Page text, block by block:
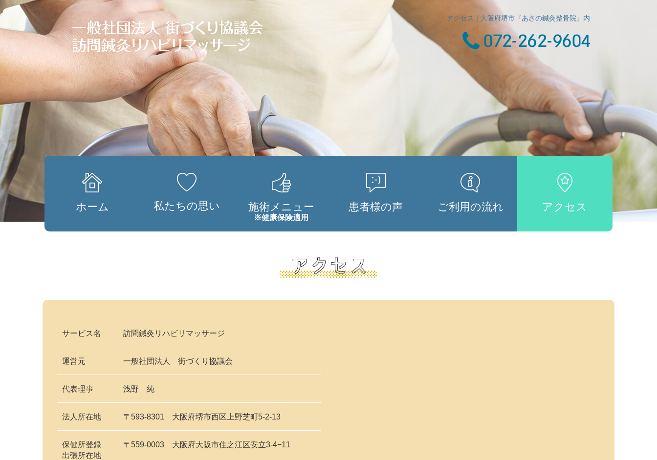
アクセス｜大阪府堺市『あさの鍼灸整骨院』内
ホーム 私たちの思い 施術メニュー
※健康保険適用
患者様の声 ご利用の流れ アクセス
サービス名 訪問鍼灸リハビリマッサージ
運営元 一般社団法人 街づくり協議会
代表理事 浅野 純
法人所在地 〒593-8301 大阪府堺市西区上野芝町5-2-13
保健所登録
出張所在地
〒559-0003 大阪府大阪市住之江区安立3-4−11